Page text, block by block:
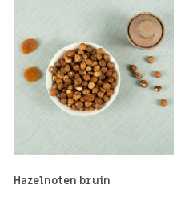
Hazelnoten bruin